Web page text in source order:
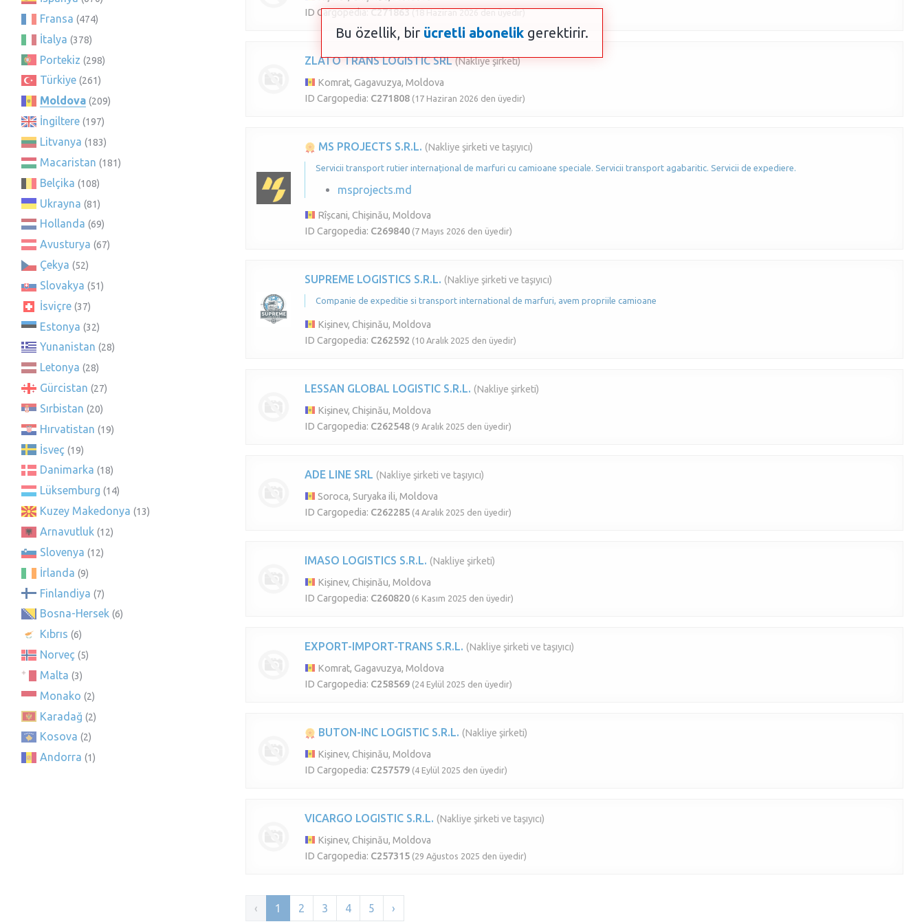
Fransa (474)
İtalya (378)
Portekiz (298)
Türkiye (261)
Moldova (209)
İngiltere (197)
Litvanya (183)
Macaristan (181)
Belçika (108)
Ukrayna (81)
Hollanda (69)
Avusturya (67)
Çekya (52)
Slovakya (51)
İsviçre (37)
Estonya (32)
Yunanistan (28)
Letonya (28)
Gürcistan (27)
Sırbistan (20)
Hırvatistan (19)
İsveç (19)
Danimarka (18)
Lüksemburg (14)
Kuzey Makedonya (13)
Arnavutluk (12)
Slovenya (12)
İrlanda (9)
Finlandiya (7)
Bosna-Hersek (6)
Kıbrıs (6)
Norveç (5)
Malta (3)
Monako (2)
Karadağ (2)
Kosova (2)
Andorra (1)
ID Cargopedia:C271863 (18 Haziran 2026 den üyedir)
ZLATO TRANS LOGISTIC SRL (Nakliye şirketi)
Komrat, Gagavuzya, Moldova
ID Cargopedia: C271808 (17 Haziran 2026 den üyedir)
MS PROJECTS S.R.L. (Nakliye şirketi ve taşıyıcı)
Servicii transport rutier internațional de marfuri cu camioane speciale. Servicii transport agabaritic. Servicii de expediere.
msprojects.md
Rîșcani, Chișinău, Moldova
ID Cargopedia: C269840 (7 Mayıs 2026 den üyedir)
SUPREME LOGISTICS S.R.L. (Nakliye şirketi ve taşıyıcı)
Companie de expeditie si transport international de marfuri, avem propriile camioane
Kișinev, Chișinău, Moldova
ID Cargopedia: C262592 (10 Aralık 2025 den üyedir)
LESSAN GLOBAL LOGISTIC S.R.L. (Nakliye şirketi)
Kișinev, Chișinău, Moldova
ID Cargopedia: C262548 (9 Aralık 2025 den üyedir)
ADE LINE SRL (Nakliye şirketi ve taşıyıcı)
Soroca, Suryaka ili, Moldova
ID Cargopedia: C262285 (4 Aralık 2025 den üyedir)
IMASO LOGISTICS S.R.L. (Nakliye şirketi)
Kișinev, Chișinău, Moldova
ID Cargopedia: C260820 (6 Kasım 2025 den üyedir)
EXPORT-IMPORT-TRANS S.R.L. (Nakliye şirketi ve taşıyıcı)
Komrat, Gagavuzya, Moldova
ID Cargopedia: C258569 (24 Eylül 2025 den üyedir)
BUTON-INC LOGISTIC S.R.L. (Nakliye şirketi)
Kișinev, Chișinău, Moldova
ID Cargopedia: C257579 (4 Eylül 2025 den üyedir)
VICARGO LOGISTIC S.R.L. (Nakliye şirketi ve taşıyıcı)
Kișinev, Chișinău, Moldova
ID Cargopedia: C257315 (29 Ağustos 2025 den üyedir)
‹ 1 2 3 4 5 ›
Bu özellik, bir ücretli abonelik gerektirir.